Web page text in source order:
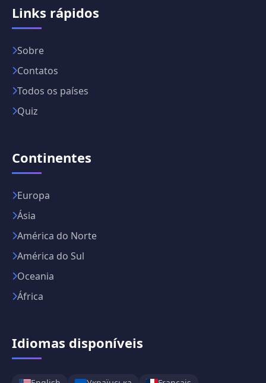
Links rápidos
Sobre
Contatos
Todos os países
Quiz
Continentes
Europa
Ásia
América do Norte
América do Sul
Oceania
África
Idiomas disponíveis